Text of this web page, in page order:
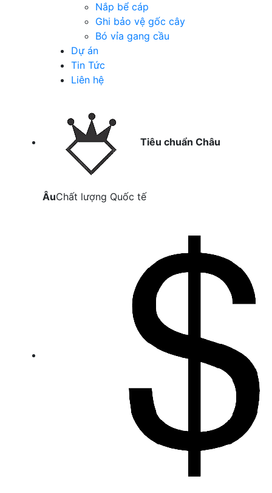
Nắp bể cáp
Ghi bảo vệ gốc cây
Bó vỉa gang cầu
Dự án
Tin Tức
Liên hệ
Tiêu chuẩn Châu
ÂuChất lượng Quốc tế